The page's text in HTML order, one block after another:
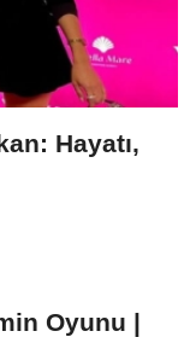
Hayatı,
Oyunu |